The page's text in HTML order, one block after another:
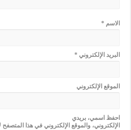
الاسم*
البريد الإلكتروني*
الموقع الإلكتروني
احفظ اسمي، بريدي
الإلكتروني، والموقع الإلكتروني في هذا